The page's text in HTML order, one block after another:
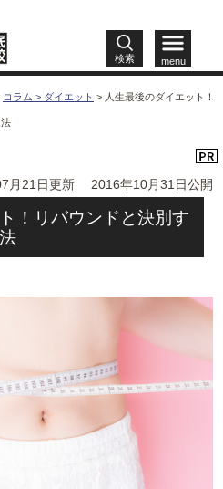
検索 menu
コラム > ダイエット > 人生最後のダイエット！
月21日更新 2016年10月31日公開
！リバウンドと決別す